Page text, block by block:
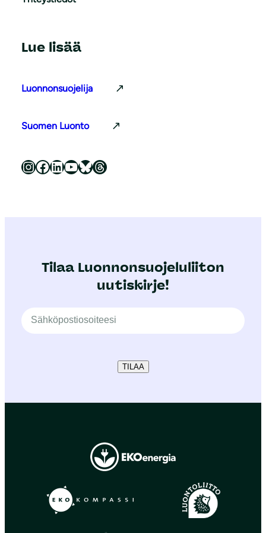
Lue lisää
Luonnonsuojelija
Suomen Luonto
Luonnonsuojeluliitto Instagramissa Luonnonsuojeluliitto Facebookissa Luonnonsuojeluliitto LinkedInissä Luonnonsuojeluliiton YouTube-kanava Luonnonsuojeluliitto Blueskyssa Luonnonsuojeluliitto Threadsissa
Tilaa Luonnonsuojeluliiton
uutiskirje!
TILAA